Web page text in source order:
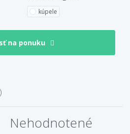
kúpele
na ponuku
Nehodnotené